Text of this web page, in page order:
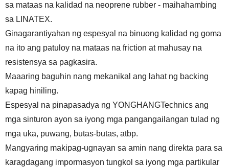
sa mataas na kalidad na neoprene rubber - maihahambing
sa LINATEX.
Ginagarantiyahan ng espesyal na binuong kalidad ng goma
na ito ang patuloy na mataas na friction at mahusay na
resistensya sa pagkasira.
Maaaring baguhin nang mekanikal ang lahat ng backing
kapag hiniling.
Espesyal na pinapasadya ng YONGHANGTechnics ang
mga sinturon ayon sa iyong mga pangangailangan tulad ng
mga uka, puwang, butas-butas, atbp.
Mangyaring makipag-ugnayan sa amin nang direkta para sa
karagdagang impormasyon tungkol sa iyong mga partikular